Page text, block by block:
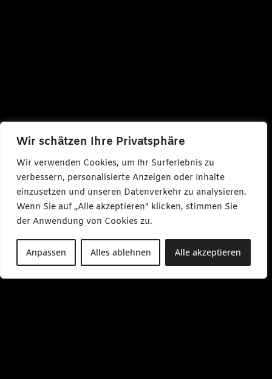
Wir schätzen Ihre Privatsphäre
Wir verwenden Cookies, um Ihr Surferlebnis zu
verbessern, personalisierte Anzeigen oder Inhalte
einzusetzen und unseren Datenverkehr zu analysieren.
Wenn Sie auf „Alle akzeptieren" klicken, stimmen Sie
der Anwendung von Cookies zu.
Anpassen Alles ablehnen Alle akzeptieren